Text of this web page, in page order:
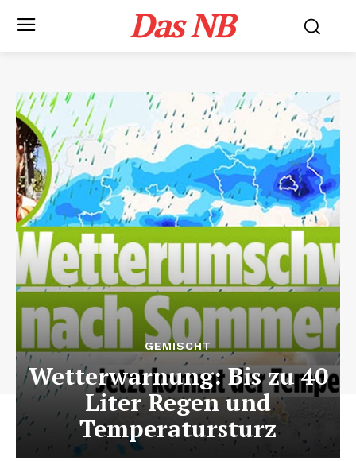
Das NB
GEMISCHT
Wetterwarnung: Bis zu 40
Liter Regen und
Temperatursturz